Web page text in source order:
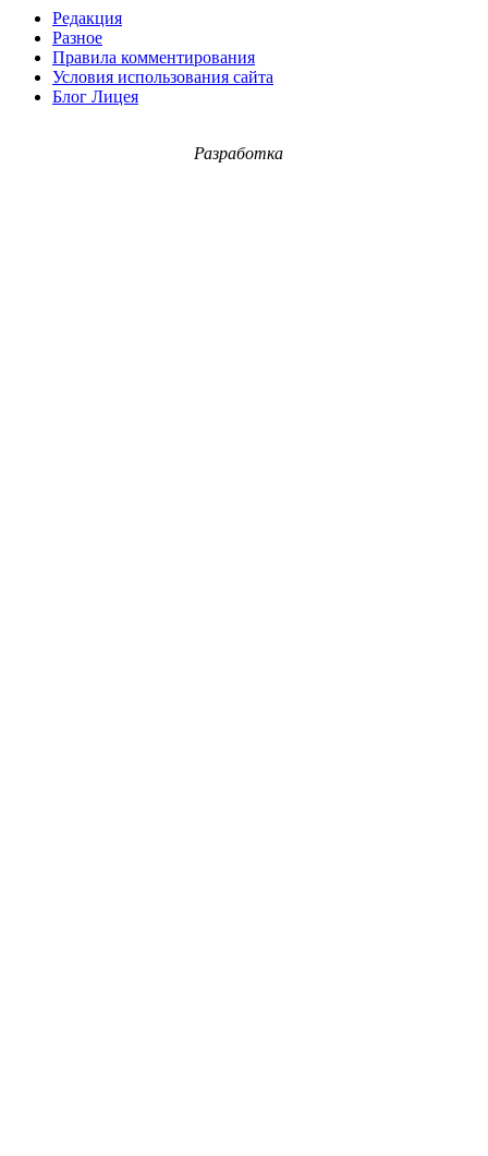
Редакция
Разное
Правила комментирования
Условия использования сайта
Блог Лицея
Разработка